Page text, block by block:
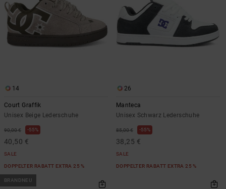
14
Court Graffik
Unisex Beige Lederschuhe
90,00 € 55%
40,50 €
SALE
DOPPELTER RABATT EXTRA 25 %
26
Manteca
Unisex Schwarz Lederschuhe
85,00 € 55%
38,25 €
SALE
DOPPELTER RABATT EXTRA 25 %
BRANDNEU